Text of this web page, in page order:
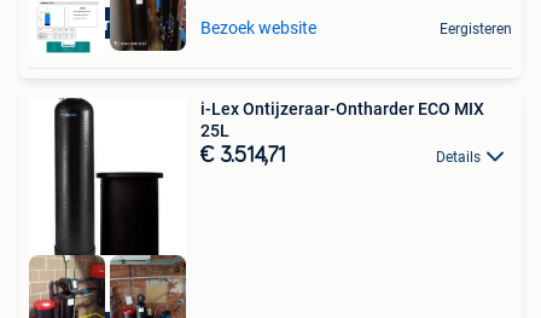
Aquariatics Bezoek website Eergisteren
i-Lex Ontijzeraar-Ontharder ECO MIX
25L
€ 3.514,71 Details